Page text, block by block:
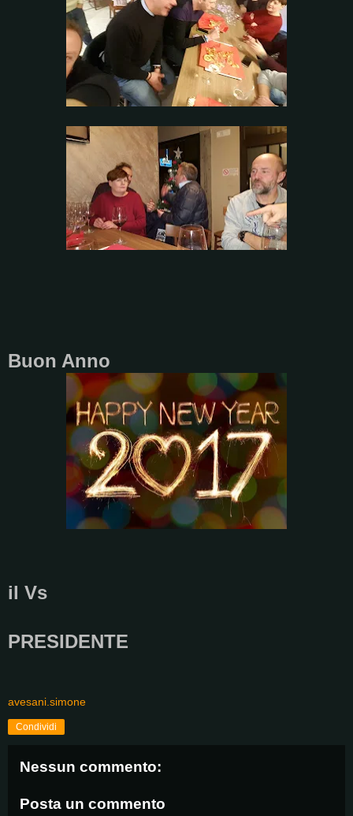
Buon Anno
il Vs
PRESIDENTE
avesani.simone
Condividi
Nessun commento:
Posta un commento